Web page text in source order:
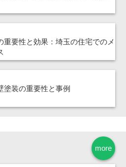
重要性と効果：埼玉の住宅でのメ
塗装の重要性と事例
more